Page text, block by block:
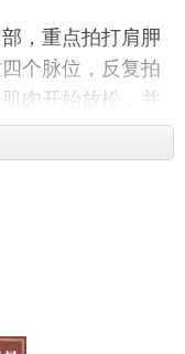
，重点拍打肩胛
个脉位，反复拍
肉开始放松，并